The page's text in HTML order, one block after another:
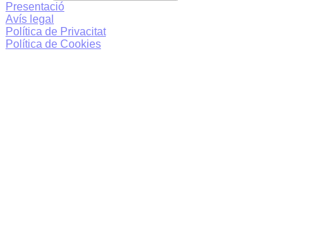
Presentació
Avís legal
Política de Privacitat
Política de Cookies